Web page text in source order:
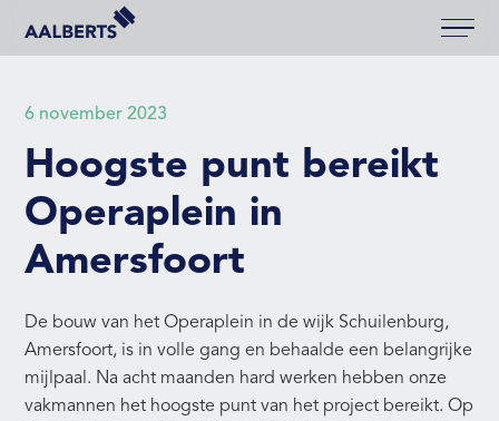
Aalberts Bouw, terug naar de homepagina
6 november 2023
Hoogste punt bereikt
Operaplein in
Amersfoort
De bouw van het Operaplein in de wijk Schuilenburg,
Amersfoort, is in volle gang en behaalde een belangrijke
mijlpaal. Na acht maanden hard werken hebben onze
vakmannen het hoogste punt van het project bereikt. Op